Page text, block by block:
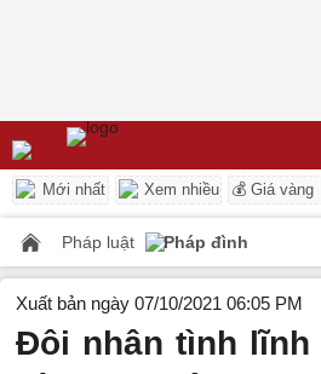
Mới nhất Xem nhiều 💰 Giá vàng
Pháp luật Pháp đình
Xuất bản ngày 07/10/2021 06:05 PM
Đôi nhân tình lĩnh